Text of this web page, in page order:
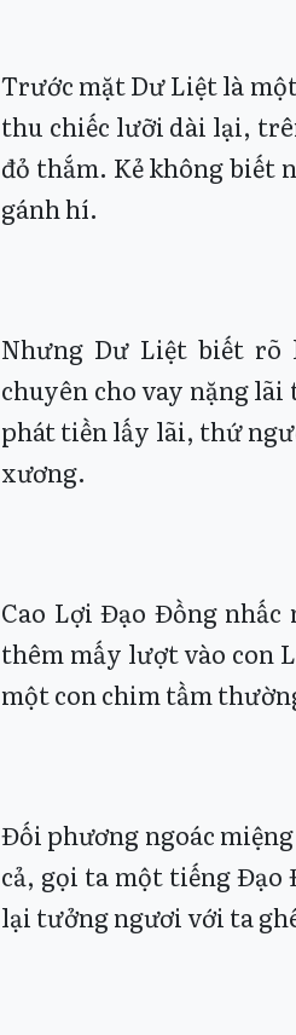
Trước mặt Dư Liệt là
thu chiếc lưỡi dài lại,
đỏ thắm. Kẻ không biết
gánh hí.
Nhưng Dư Liệt biết rõ
chuyên cho vay nặng
phát tiền lấy lãi, thứ
xương.
Cao Lợi Đạo Đồng
thêm mấy lượt vào con
một con chim tầm
Đối phương ngoác
cả, gọi ta một tiếng Đạo
lại tưởng ngươi với ta